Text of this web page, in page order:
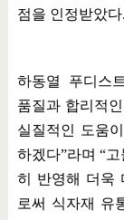
점을 인정받았다.
하동열 푸디스
품질과 합리적
실질적인 도움
하겠다”라며 “고
히 반영해 더욱
로써 식자재 유